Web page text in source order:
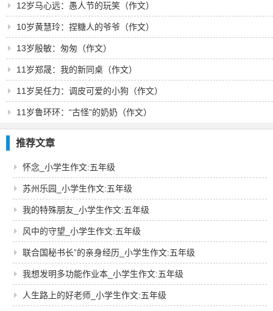
12岁马心远：愚人节的玩笑（作文）
10岁黄慧玲：捏糖人的爷爷（作文）
13岁殷敏：匆匆（作文）
11岁郑晟：我的新同桌（作文）
11岁吴任力：调皮可爱的小狗（作文）
11岁鲁环环：“古怪”的奶奶（作文）
推荐文章
怀念_小学生作文:五年级
苏州乐园_小学生作文:五年级
我的特殊朋友_小学生作文:五年级
风中的守望_小学生作文:五年级
联合国秘书长”的亲身经历_小学生作文:五年级
我想发明多功能作业本_小学生作文:五年级
人生路上的好老师_小学生作文:五年级